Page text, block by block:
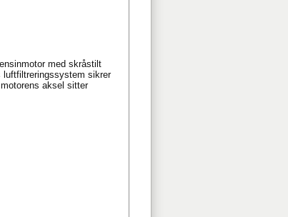
med skråstilt
luftfiltreringssystem sikrer
aksel sitter